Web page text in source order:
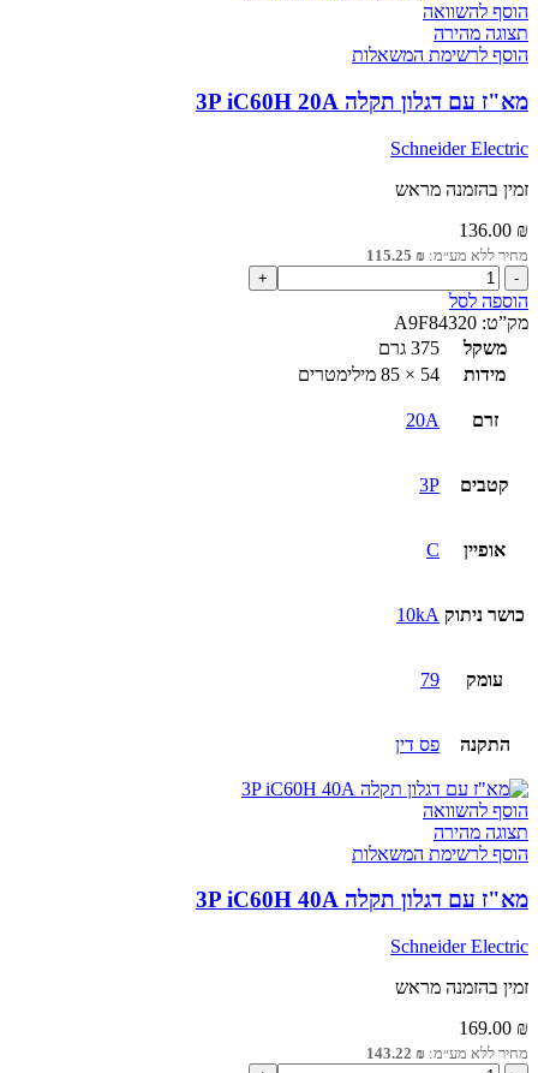
הוסף להשוואה
תצוגה מהירה
הוסף לרשימת המשאלות
מא"ז עם דגלון תקלה 3P iC60H 20A
Schneider Electric
זמין בהזמנה מראש
136.00 ₪
מחיר ללא מע״מ: 115.25 ₪
כמות
של
מא"ז
עם
דגלון
תקלה
iC60H
הוספה לסל
מק”ט: A9F84320
משקל
375 גרם
מידות
54 × 85 מילימטרים
זרם 20A
קטבים 3P
אופיין C
כושר ניתוק 10kA
עומק 79
התקנה פס דין
הוסף להשוואה
תצוגה מהירה
הוסף לרשימת המשאלות
מא"ז עם דגלון תקלה 3P iC60H 40A
Schneider Electric
זמין בהזמנה מראש
169.00 ₪
מחיר ללא מע״מ: 143.22 ₪